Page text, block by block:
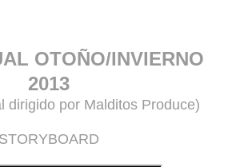
OTOÑO/INVIERNO
2013
dirigido por Malditos Produce)
STORYBOARD